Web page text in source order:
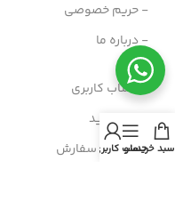
- حریم خصوصی
- درباره ما
- حساب کاربری
- سبد خرید
- پیگیری سفارشسبد خریدمنو
حساب کاربری من